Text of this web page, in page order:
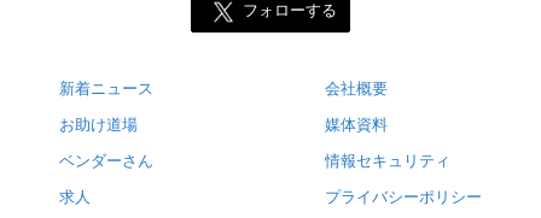
フォローする
新着ニュース
お助け道場
ベンダーさん
求人
会社概要
媒体資料
情報セキュリティ
プライバシーポリシー